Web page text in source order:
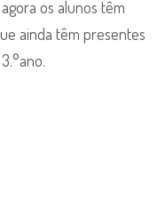
os alunos têm
ainda têm presentes